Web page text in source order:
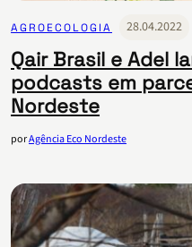
AGROECOLOGIA 28.04.2022
Qair Brasil e Adel
podcasts em
Nordeste
porAgência Eco Nordeste